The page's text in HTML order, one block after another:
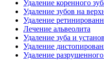
Удаление коренного
Удаление зубов на
Удаление
Лечение альвеолита
Удаление зуба и
Удаление
Удаление разрушенного